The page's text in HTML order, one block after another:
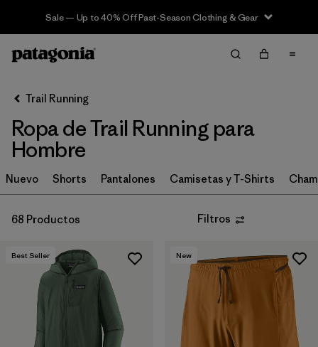
Sale — Up to 40% Off Past-Season Clothing & Gear
Filter & Sort Limpiar Todos
Ordenar Por
Filtrar por
Category
Filtrar por
Price
Filtrar por
Filtrar por
Color
Filtrar por
Materials & Fabric
Trail Running
Ropa de Trail Running para
Hombre
Nuevo Shorts Pantalones Camisetas y T-Shirts
68 Productos Filtros
Best Seller New